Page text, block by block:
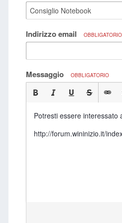
Indirizzo email OBBLIGATORIO
Messaggio OBBLIGATORIO
Potresti essere interessato
http://forum.wininizio.it/